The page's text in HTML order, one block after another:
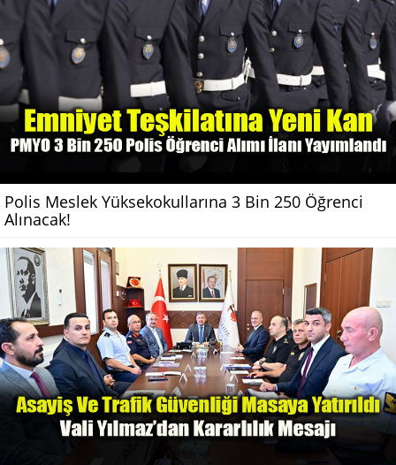
Polis Meslek Yüksekokullarına 3 Bin 250 Öğrenci
Alınacak!